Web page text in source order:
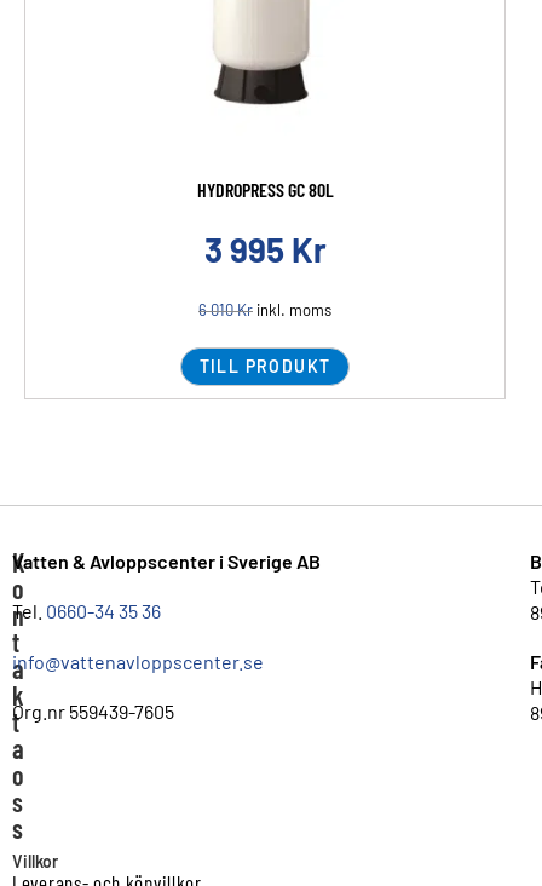
HYDROPRESS GC 80L
3 995 Kr
6 010Kr inkl. moms
TILL PRODUKT
K
o
n
t
a
k
t
a
o
s
s
Vatten & Avloppscenter i Sverige AB
Tel. 0660-34 35 36
info@vattenavloppscenter.se
Org.nr 559439-7605
Villkor